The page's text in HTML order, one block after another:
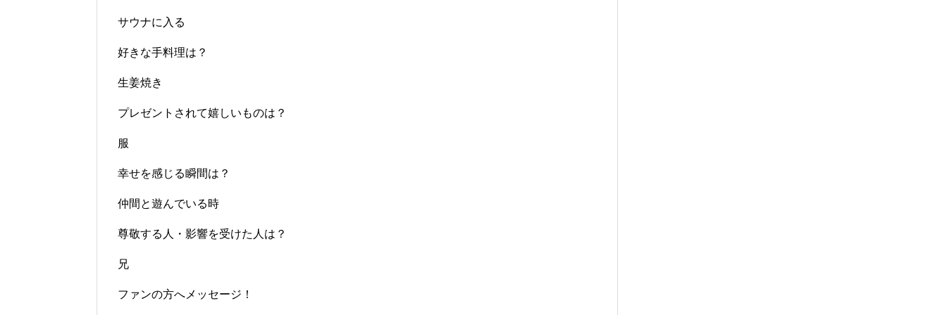
サウナに入る
好きな手料理は？
生姜焼き
プレゼントされて嬉しいものは？
服
幸せを感じる瞬間は？
仲間と遊んでいる時
尊敬する人・影響を受けた人は？
兄
ファンの方へメッセージ！